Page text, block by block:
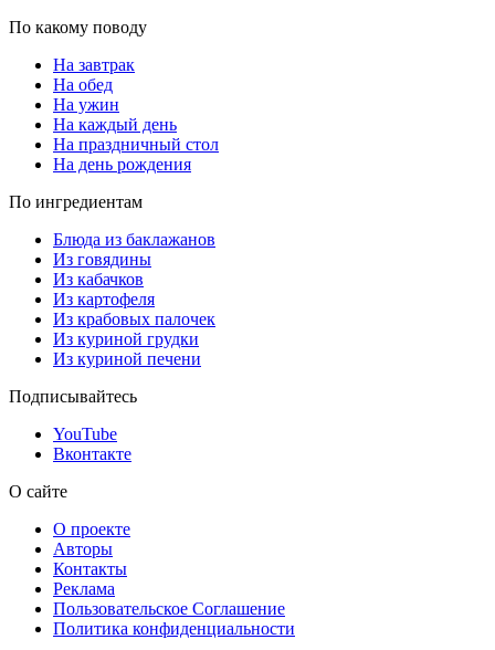
По какому поводу
На завтрак
На обед
На ужин
На каждый день
На праздничный стол
На день рождения
По ингредиентам
Блюда из баклажанов
Из говядины
Из кабачков
Из картофеля
Из крабовых палочек
Из куриной грудки
Из куриной печени
Подписывайтесь
YouTube
Вконтакте
О сайте
О проекте
Авторы
Контакты
Реклама
Пользовательское Соглашение
Политика конфиденциальности